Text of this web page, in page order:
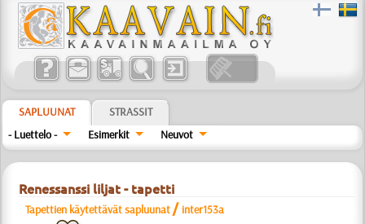
SAPLUUNAT
STRASSIT
- Luettelo -
Esimerkit Neuvot
Renessanssi liljat - tapetti
Tapettien käytettävät sapluunat / inter153a